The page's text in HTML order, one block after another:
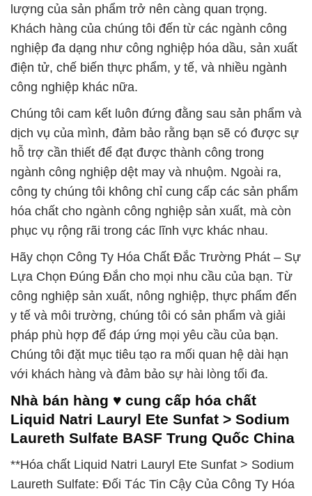
lượng của sản phẩm trở nên càng quan trọng.
Khách hàng của chúng tôi đến từ các ngành công
nghiệp đa dạng như công nghiệp hóa dầu, sản xuất
điện tử, chế biến thực phẩm, y tế, và nhiều ngành
công nghiệp khác nữa.
Chúng tôi cam kết luôn đứng đằng sau sản phẩm và
dịch vụ của mình, đảm bảo rằng bạn sẽ có được sự
hỗ trợ cần thiết để đạt được thành công trong
ngành công nghiệp dệt may và nhuộm. Ngoài ra,
công ty chúng tôi không chỉ cung cấp các sản phẩm
hóa chất cho ngành công nghiệp sản xuất, mà còn
phục vụ rộng rãi trong các lĩnh vực khác nhau.
Hãy chọn Công Ty Hóa Chất Đắc Trường Phát – Sự
Lựa Chọn Đúng Đắn cho mọi nhu cầu của bạn. Từ
công nghiệp sản xuất, nông nghiệp, thực phẩm đến
y tế và môi trường, chúng tôi có sản phẩm và giải
pháp phù hợp để đáp ứng mọi yêu cầu của bạn.
Chúng tôi đặt mục tiêu tạo ra mối quan hệ dài hạn
với khách hàng và đảm bảo sự hài lòng tối đa.
Nhà bán hàng ♥ cung cấp hóa chất
Liquid Natri Lauryl Ete Sunfat > Sodium
Laureth Sulfate BASF Trung Quốc China
**Hóa chất Liquid Natri Lauryl Ete Sunfat > Sodium
Laureth Sulfate: Đối Tác Tin Cậy Của Công Ty Hóa